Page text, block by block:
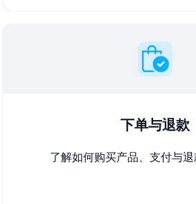
下单与退款
了解如何购买产品、支付与